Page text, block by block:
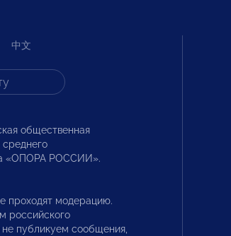
中文
общественная
среднего
«ОПОРА РОССИИ».
проходят модерацию.
российского
не публикуем сообщения,